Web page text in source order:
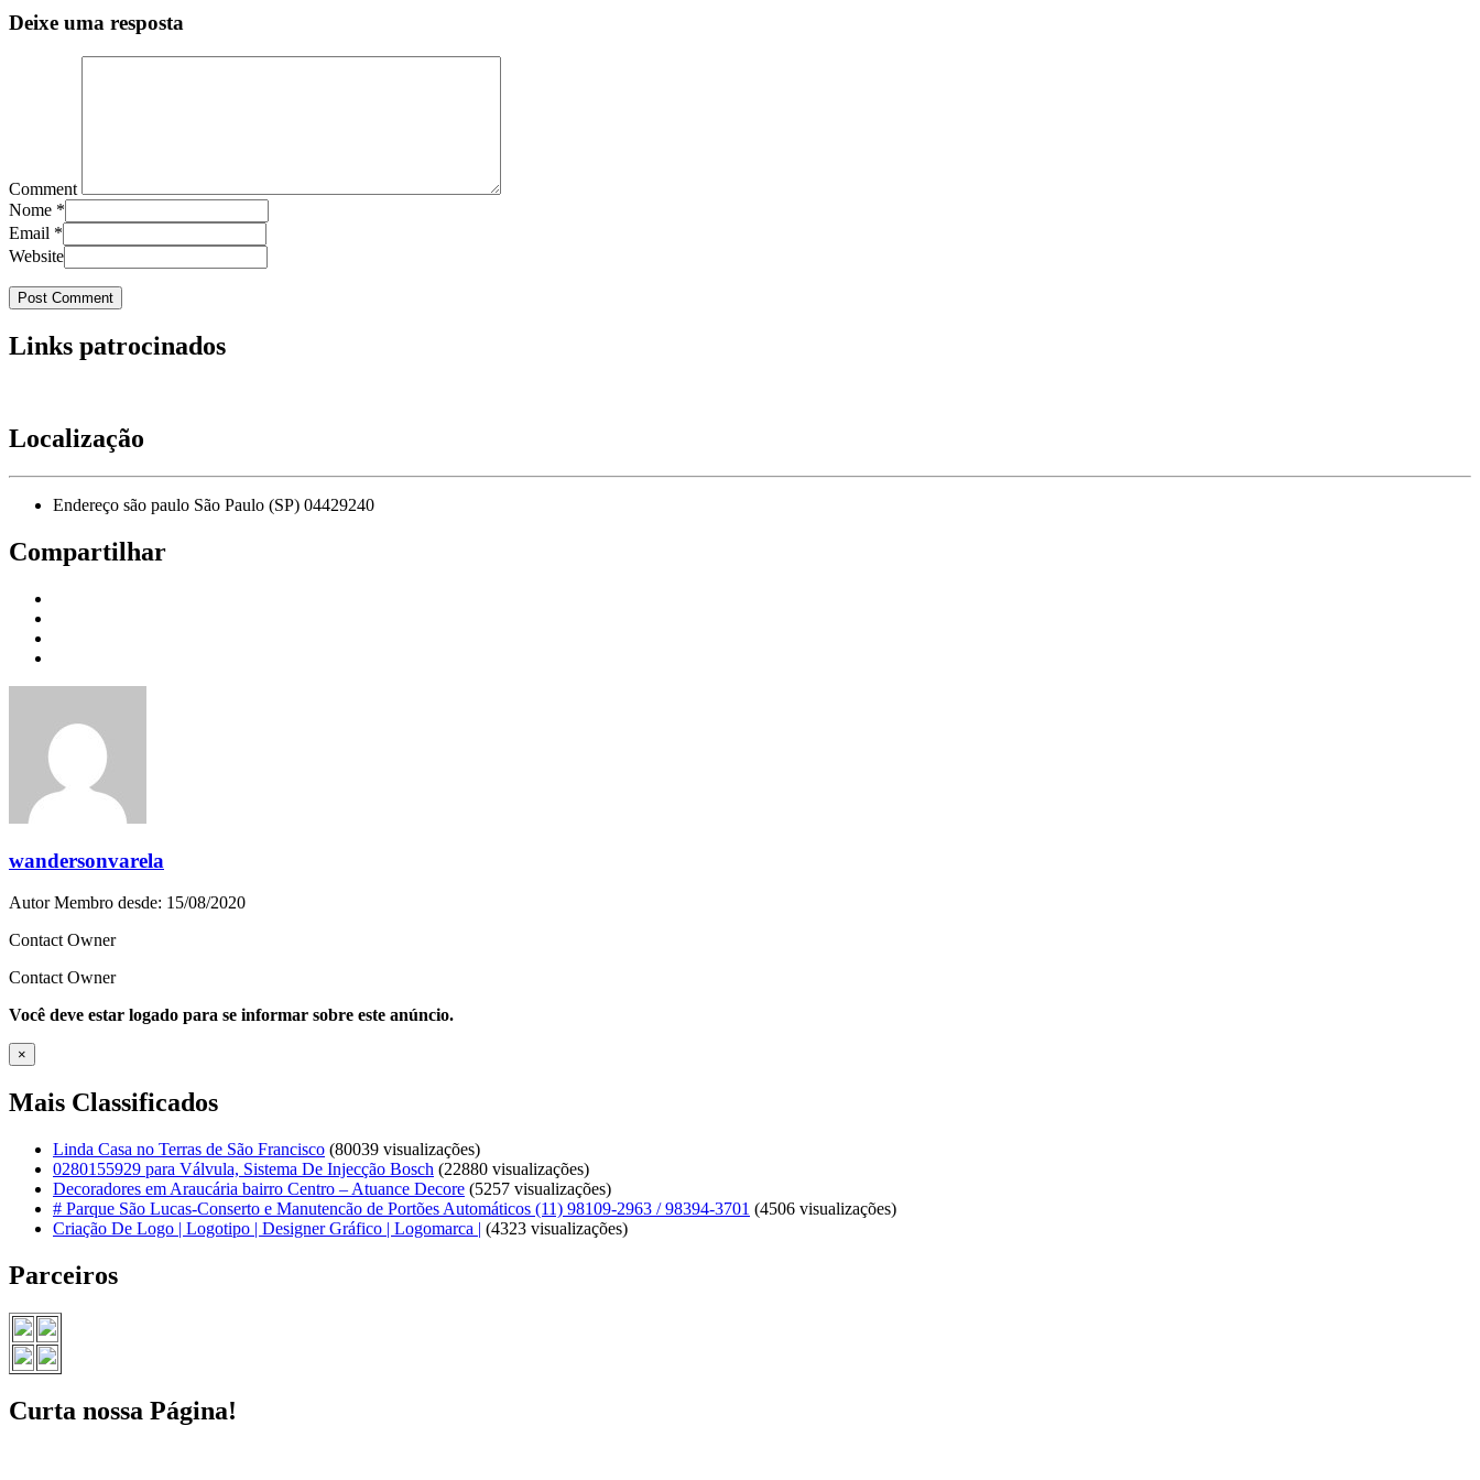
Deixe uma resposta
Comment
Nome *
Email *
Website
Links patrocinados
Localização
Endereço são paulo São Paulo (SP) 04429240
Compartilhar
wandersonvarela
Autor Membro desde: 15/08/2020
Contact Owner
Contact Owner
Você deve estar logado para se informar sobre este anúncio.
×
Mais Classificados
Linda Casa no Terras de São Francisco (80039 visualizações)
0280155929 para Válvula, Sistema De Injecção Bosch (22880 visualizações)
Decoradores em Araucária bairro Centro – Atuance Decore (5257 visualizações)
# Parque São Lucas-Conserto e Manutencão de Portões Automáticos (11) 98109-2963 / 98394-3701 (4506 visualizações)
Criação De Logo | Logotipo | Designer Gráfico | Logomarca | (4323 visualizações)
Parceiros
Curta nossa Página!